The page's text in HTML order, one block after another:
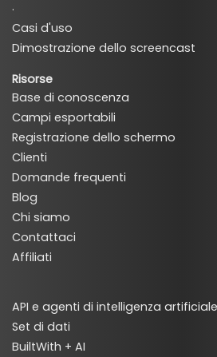
·
Casi d'uso
Dimostrazione dello screencast
Risorse
Base di conoscenza
Campi esportabili
Registrazione dello schermo
Clienti
Domande frequenti
Blog
Chi siamo
Contattaci
Affiliati
API e agenti di intelligenza artificiale
Set di dati
BuiltWith + AI